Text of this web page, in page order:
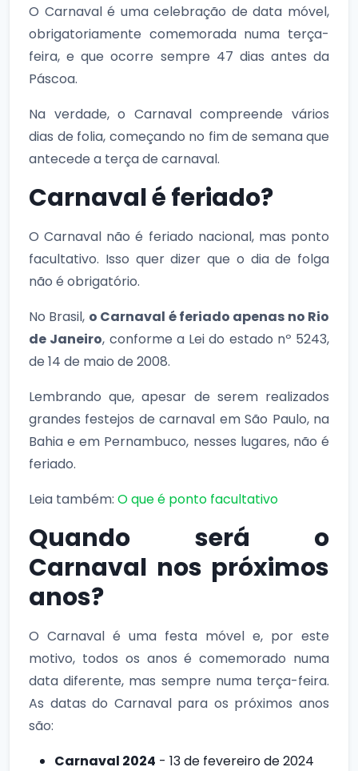
O Carnaval é uma celebração de data móvel,
obrigatoriamente comemorada numa terça-
feira, e que ocorre sempre 47 dias antes da
Páscoa.
Na verdade, o Carnaval compreende vários
dias de folia, começando no fim de semana que
antecede a terça de carnaval.
Carnaval é feriado?
O Carnaval não é feriado nacional, mas ponto
facultativo. Isso quer dizer que o dia de folga
não é obrigatório.
No Brasil, o Carnaval é feriado apenas no Rio
de Janeiro, conforme a Lei do estado nº 5243,
de 14 de maio de 2008.
Lembrando que, apesar de serem realizados
grandes festejos de carnaval em São Paulo, na
Bahia e em Pernambuco, nesses lugares, não é
feriado.
Leia também: O que é ponto facultativo
Quando será o
Carnaval nos próximos
anos?
O Carnaval é uma festa móvel e, por este
motivo, todos os anos é comemorado numa
data diferente, mas sempre numa terça-feira.
As datas do Carnaval para os próximos anos
são:
Carnaval 2024 - 13 de fevereiro de 2024